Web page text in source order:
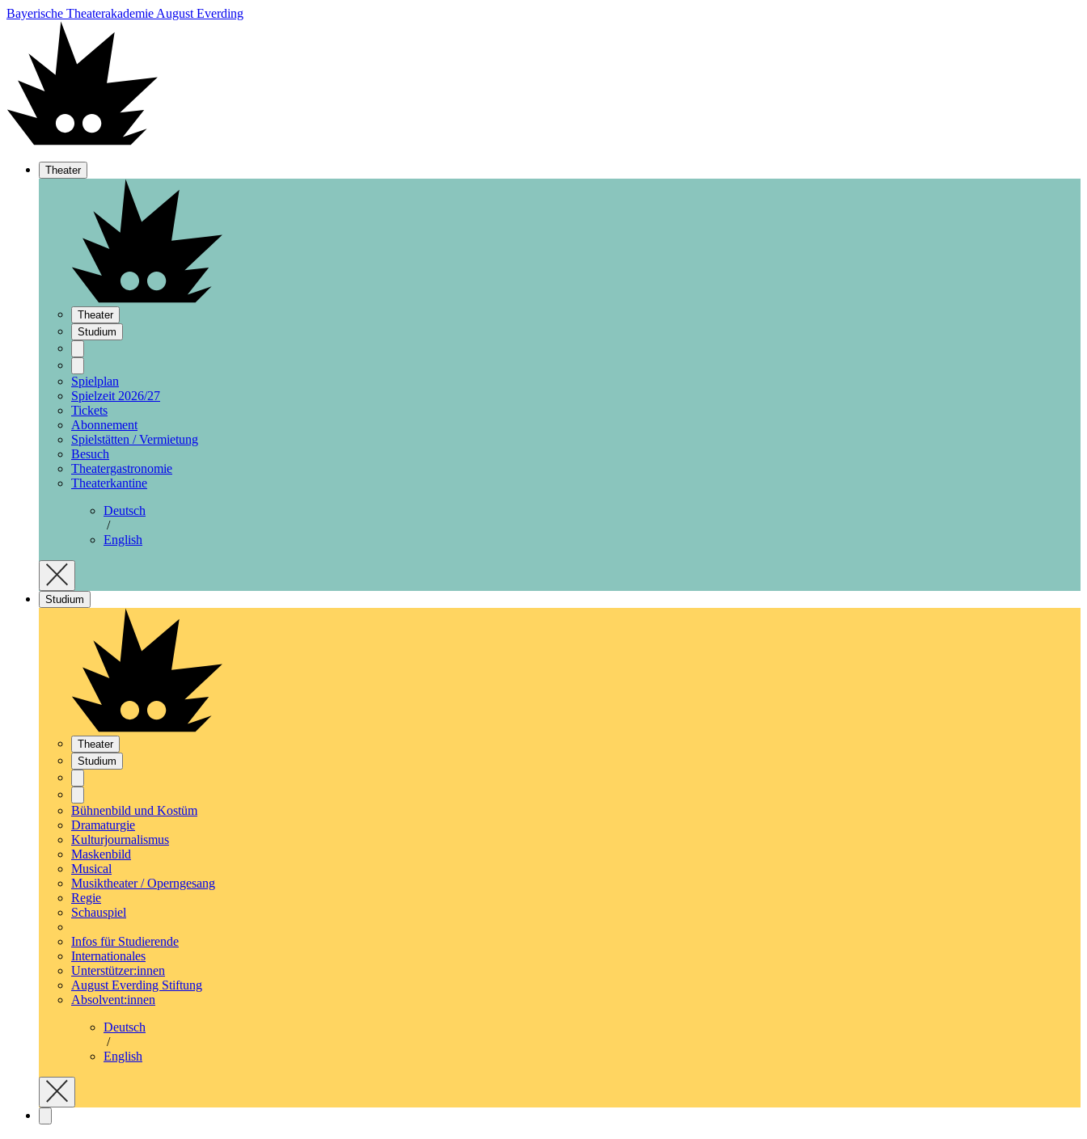
Bayerische Theaterakademie August Everding
Theater
Theater
Studium
Spielplan
Spielzeit 2026/27
Tickets
Abonnement
Spielstätten / Vermietung
Besuch
Theatergastronomie
Theaterkantine
Deutsch
/
English
Studium
Theater
Studium
Bühnenbild und Kostüm
Dramaturgie
Kulturjournalismus
Maskenbild
Musical
Musiktheater / Operngesang
Regie
Schauspiel
Infos für Studierende
Internationales
Unterstützer:innen
August Everding Stiftung
Absolvent:innen
Deutsch
/
English